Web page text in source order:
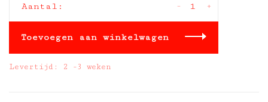
Aantal: +
-
Toevoegen aan winkelwagen
Levertijd: 2 -3 weken